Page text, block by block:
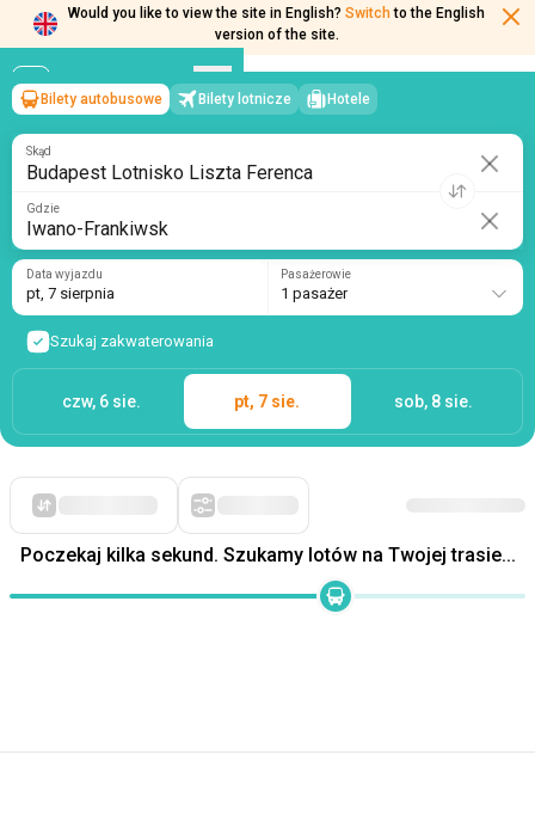
Would you like to view the site in English? Switch to the English
version of the site.
Budapest Lotnisko Liszta Ferenca→ Iwano-Frankiwsk
pt, 7 sierpnia/1 pasażer
Bilety autobusowe Bilety lotnicze Hotele
Skąd
Gdzie
Data wyjazdu
pt, 7 sierpnia
Pasażerowie
1 pasażer
Szukaj zakwaterowania
czw, 6 sie. pt, 7 sie. sob, 8 sie.
Po pierwsze, tanie